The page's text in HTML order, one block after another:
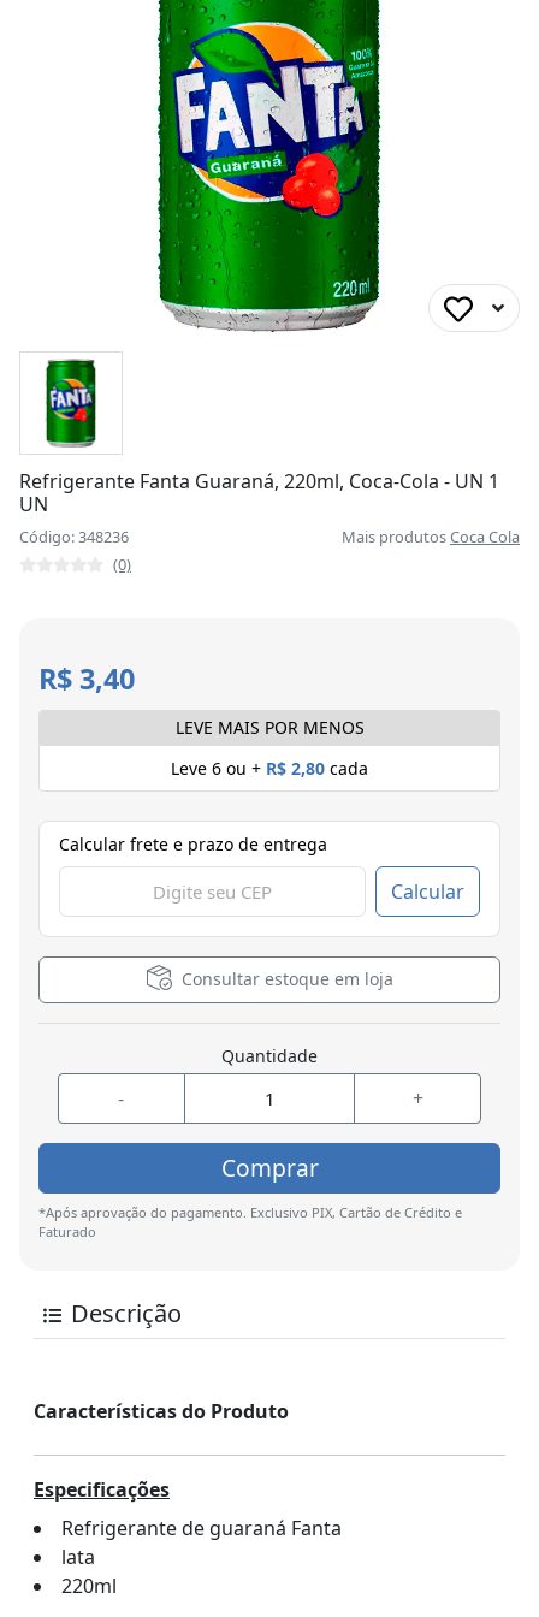
Refrigerante Fanta Guaraná, 220ml, Coca-Cola - UN 1
UN
Código: 348236 Mais produtosCoca Cola
(0)
R$ 3,40
LEVE MAIS POR MENOS
Leve 6 ou + R$ 2,80 cada
Calcular frete e prazo de entrega
Calcular
Consultar estoque em loja
Quantidade
- +
Comprar
*Após aprovação do pagamento. Exclusivo PIX, Cartão de Crédito e
Faturado
Descrição
Características do Produto
Especificações
Refrigerante de guaraná Fanta
lata
220ml